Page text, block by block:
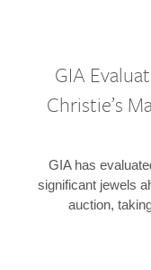
GIA
Christie’s
GIA has
significant jewels
auction,